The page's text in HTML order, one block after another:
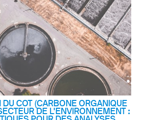
DU COT (CARBONE ORGANIQUE
DE L'ENVIRONNEMENT :